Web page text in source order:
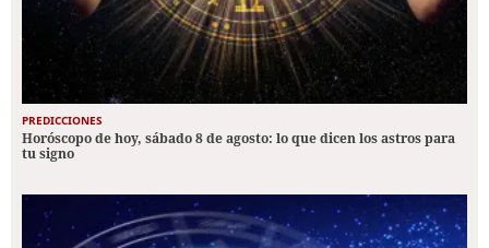
PREDICCIONES
Horóscopo de hoy, sábado 8 de agosto: lo que dicen los astros para
tu signo